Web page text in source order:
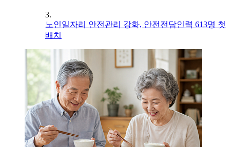
3.
노인일자리 안전관리 강화, 안전전담인력 613명 첫
배치